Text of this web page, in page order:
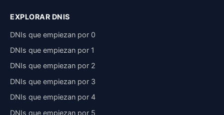
EXPLORAR DNIS
DNIs que empiezan por 0
DNIs que empiezan por 1
DNIs que empiezan por 2
DNIs que empiezan por 3
DNIs que empiezan por 4
DNIs que empiezan por 5